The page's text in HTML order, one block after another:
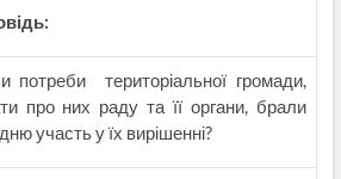
потреби територіальної громади,
про них раду та її органи, брали
участь у їх вирішенні?